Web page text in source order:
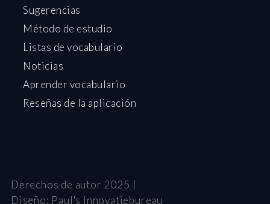
Sugerencias
Método de estudio
Listas de vocabulario
Noticias
Aprender vocabulario
Reseñas de la aplicación
Derechos de autor 2025
Diseño: Paul's Innovatiebureau